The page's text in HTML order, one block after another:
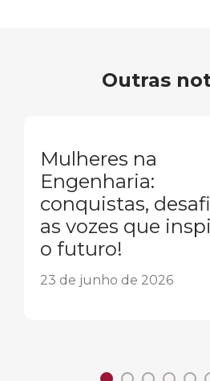
Outras
Mulheres na
Engenharia:
conquistas,
as vozes que
o futuro!
23 de junho de 2026